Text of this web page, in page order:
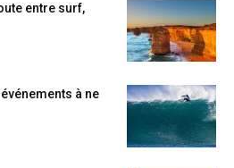
entre surf,
à ne